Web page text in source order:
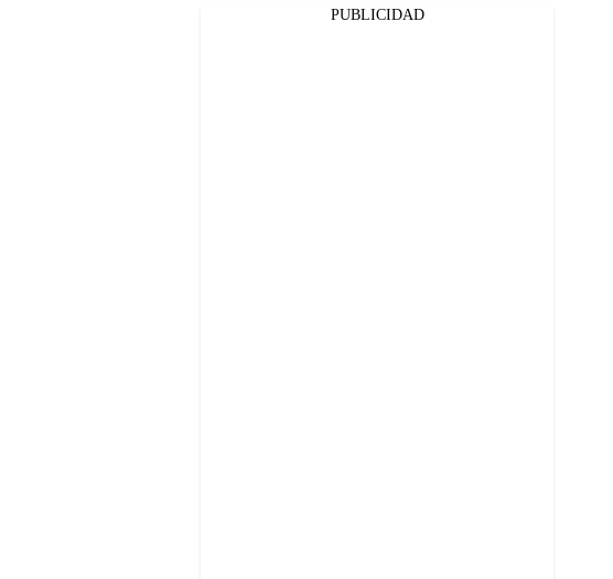
PUBLICIDAD